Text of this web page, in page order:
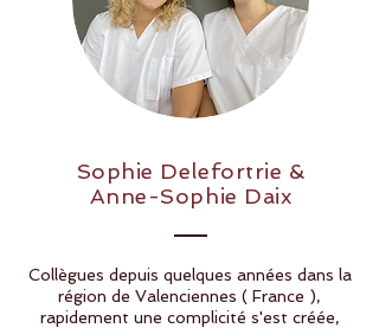
Sophie Delefortrie &
Anne-Sophie Daix
Collègues depuis quelques années dans la
région de Valenciennes ( France ),
rapidement une complicité s'est créée,